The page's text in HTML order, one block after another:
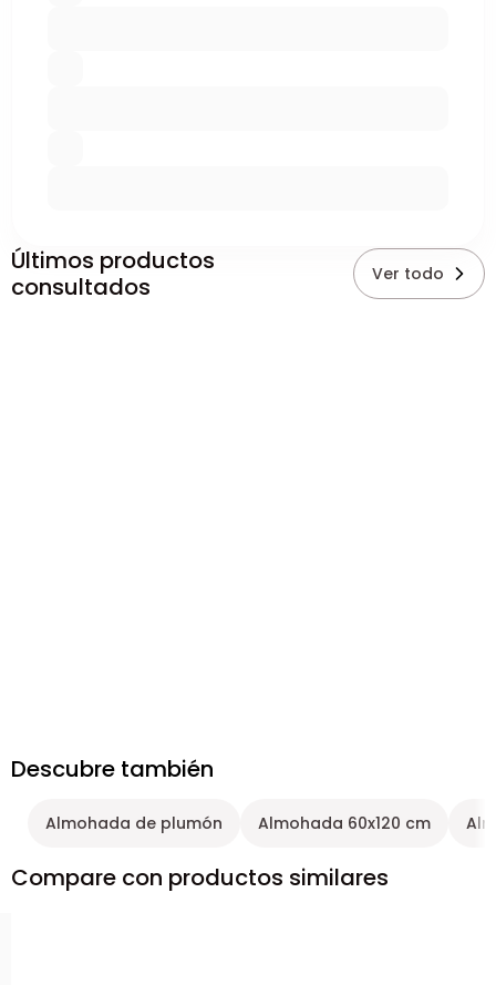
Últimos productos
consultados
Ver todo
Descubre también
Almohada de plumón Almohada 60x120 cm
Compare con productos similares